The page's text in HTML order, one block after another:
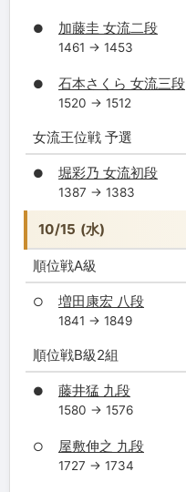
● 加藤圭 女流二段
1461 → 1453
● 石本さくら 女流三段
1520 → 1512
女流王位戦 予選
● 堀彩乃 女流初段
1387 → 1383
10/15 (水)
順位戦A級
○ 増田康宏 八段
1841 → 1849
順位戦B級2組
● 藤井猛 九段
1580 → 1576
○ 屋敷伸之 九段
1727 → 1734